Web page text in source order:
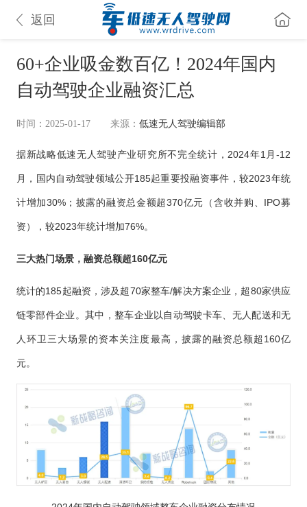
返回
60+企业吸金数百亿！2024年国内
自动驾驶企业融资汇总
时间：2025-01-17 来源： 低速无人驾驶编辑部
据新战略低速无人驾驶产业研究所不完全统计，2024年1月-12
月，国内自动驾驶领域公开185起重要投融资事件，较2023年统
计增加30%；披露的融资总金额超370亿元（含收并购、IPO募
资），较2023年统计增加76%。
三大热门场景，融资总额超160亿元
统计的185起融资，涉及超70家整车/解决方案企业，超80家供应
链零部件企业。其中，整车企业以自动驾驶卡车、无人配送和无
人环卫三大场景的资本关注度最高，披露的融资总额超160亿
元。